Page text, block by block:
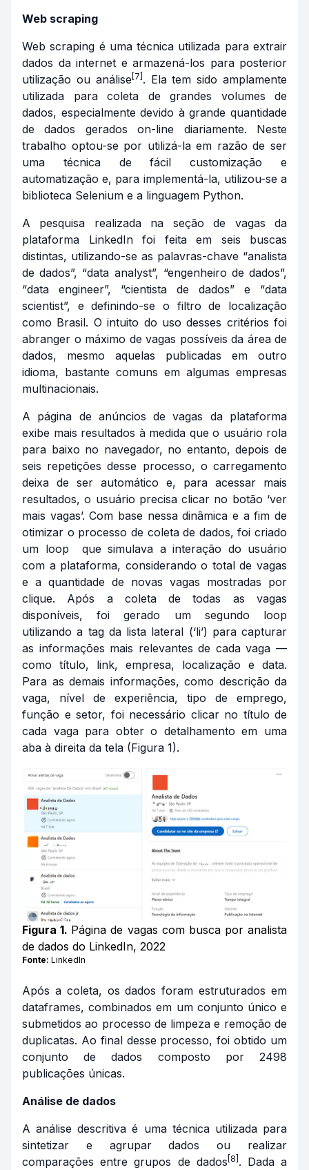
Web scraping
Web scraping é uma técnica utilizada para extrair
dados da internet e armazená-los para posterior
utilização ou análise [7] . Ela tem sido amplamente
utilizada para coleta de grandes volumes de
dados, especialmente devido à grande quantidade
de dados gerados on-line diariamente. Neste
trabalho optou-se por utilizá-la em razão de ser
uma técnica de fácil customização e
automatização e, para implementá-la, utilizou-se a
biblioteca Selenium e a linguagem Python.
A pesquisa realizada na seção de vagas da
plataforma LinkedIn foi feita em seis buscas
distintas, utilizando-se as palavras-chave “analista
de dados”, “data analyst”, “engenheiro de dados”,
“data engineer”, “cientista de dados” e “data
scientist”, e definindo-se o filtro de localização
como Brasil. O intuito do uso desses critérios foi
abranger o máximo de vagas possíveis da área de
dados, mesmo aquelas publicadas em outro
idioma, bastante comuns em algumas empresas
multinacionais.
A página de anúncios de vagas da plataforma
exibe mais resultados à medida que o usuário rola
para baixo no navegador, no entanto, depois de
seis repetições desse processo, o carregamento
deixa de ser automático e, para acessar mais
resultados, o usuário precisa clicar no botão ‘ver
mais vagas’. Com base nessa dinâmica e a fim de
otimizar o processo de coleta de dados, foi criado
um loop
que simulava a interação do usuário
com a plataforma, considerando o total de vagas
e a quantidade de novas vagas mostradas por
clique. Após a coleta de todas as vagas
disponíveis, foi gerado um segundo loop
utilizando a tagda lista lateral (‘li’) para capturar
as informações mais relevantes de cada vaga —
como título, link, empresa, localização e data.
Para as demais informações, como descrição da
vaga, nível de experiência, tipo de emprego,
função e setor, foi necessário clicar no título de
cada vaga para obter o detalhamento em uma
aba à direita da tela (Figura 1).
Figura 1. Página de vagas com busca por analista
de dados do LinkedIn, 2022
Fonte: LinkedIn
Após a coleta, os dados foram estruturados em
dataframes, combinados em um conjunto único e
submetidos ao processo de limpeza e remoção de
duplicatas. Ao final desse processo, foi obtido um
conjunto de dados composto por 2498
publicações únicas.
Análise de dados
A análise descritiva é uma técnica utilizada para
sintetizar e agrupar dados ou realizar
comparações entre grupos de dados [8] . Dada a